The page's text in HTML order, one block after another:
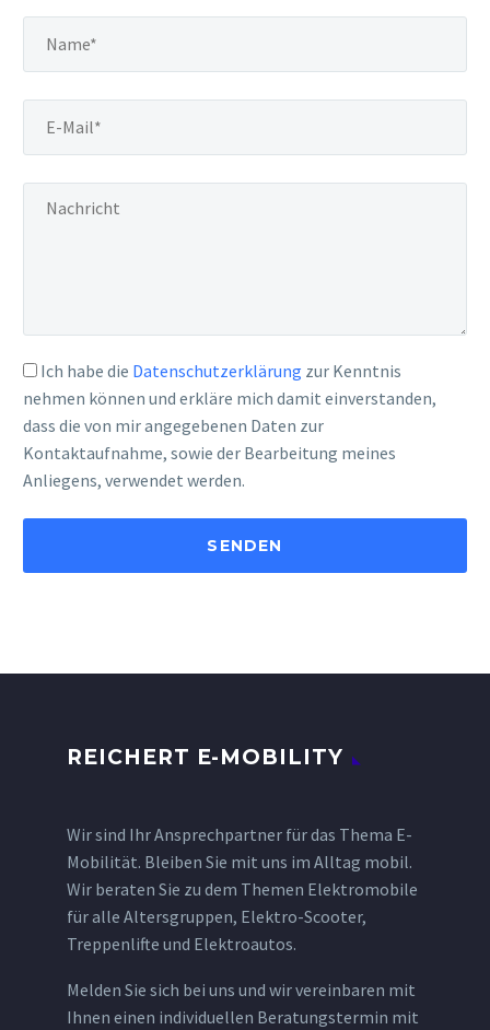
Ich habe die Datenschutzerklärung zur Kenntnis
nehmen können und erkläre mich damit einverstanden,
dass die von mir angegebenen Daten zur
Kontaktaufnahme, sowie der Bearbeitung meines
Anliegens, verwendet werden.
REICHERT E-MOBILITY
Wir sind Ihr Ansprechpartner für das Thema E-
Mobilität. Bleiben Sie mit uns im Alltag mobil.
Wir beraten Sie zu dem Themen Elektromobile
für alle Altersgruppen, Elektro-Scooter,
Treppenlifte und Elektroautos.
Melden Sie sich bei uns und wir vereinbaren mit
Ihnen einen individuellen Beratungstermin mit